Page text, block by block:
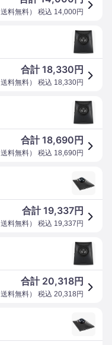
送料無料） 税込 14,000円
合計18,330 円
送料無料） 税込 18,330円
合計18,690 円
送料無料） 税込 18,690円
合計19,337円
送料無料） 税込 19,337 円
合計 20,318円
送料無料） 税込 20,318 円